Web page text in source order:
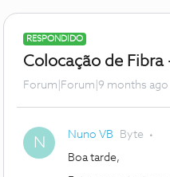
RESPONDIDO
Colocação de
Forum|Forum|9 months ago
N Nuno VB Byte
Boa tarde,